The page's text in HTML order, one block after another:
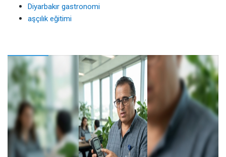
Diyarbakır gastronomi
aşçılık eğitimi